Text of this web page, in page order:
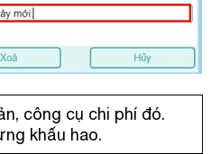
công cụ chi phí đó.
khấu hao.